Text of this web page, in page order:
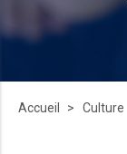
Accueil Culture